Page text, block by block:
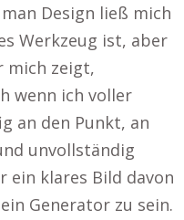
Design ließ mich
Werkzeug ist, aber
mich zeigt,
wenn ich voller
an den Punkt, an
unvollständig
ein klares Bild davon
Generator zu sein.